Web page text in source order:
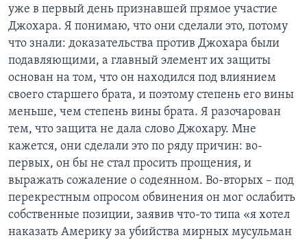
уже в первый день признавшей прямое участие
Джохара. Я понимаю, что они сделали это, потому
что знали: доказательства против Джохара были
подавляющими, а главный элемент их защиты
основан на том, что он находился под влиянием
своего старшего брата, и поэтому степень его вины
меньше, чем степень вины брата. Я разочарован
тем, что защита не дала слово Джохару. Мне
кажется, они сделали это по ряду причин: во-
первых, он бы не стал просить прощения, и
выражать сожаление о содеянном. Во-вторых – под
перекрестным опросом обвинения он мог ослабить
собственные позиции, заявив что-то типа «я хотел
наказать Америку за убийства мирных мусульман